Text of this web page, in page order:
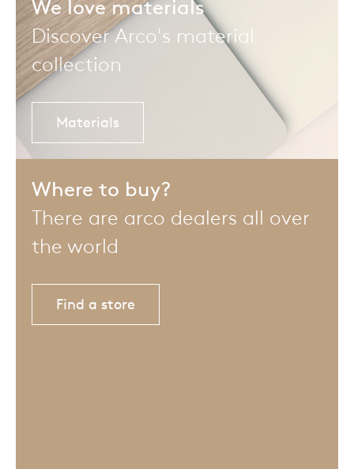
We love materials
Discover Arco's material
collection
Materials
Where to buy?
There are arco dealers all over
the world
Find a store